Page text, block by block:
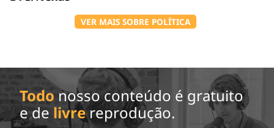
VER MAIS SOBRE POLÍTICA
Todo nosso conteúdo é gratuito
e de livrereprodução.